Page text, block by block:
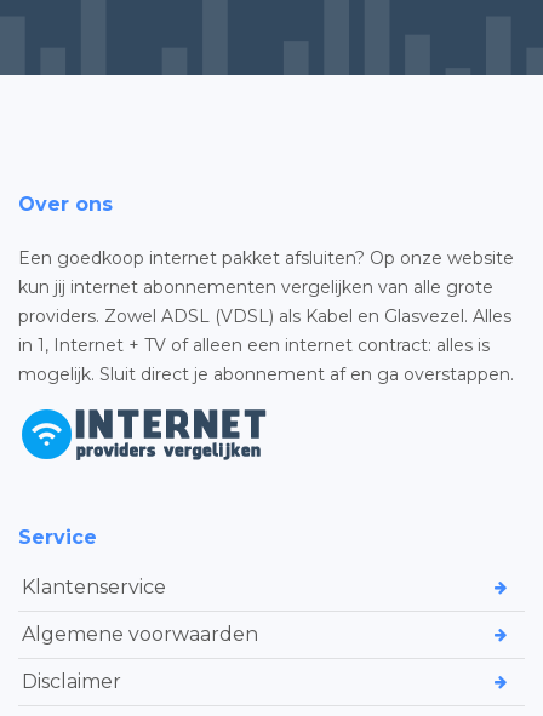
Over ons
Een goedkoop internet pakket afsluiten? Op onze website
kun jij internet abonnementen vergelijken van alle grote
providers. Zowel ADSL (VDSL) als Kabel en Glasvezel. Alles
in 1, Internet + TV of alleen een internet contract: alles is
mogelijk. Sluit direct je abonnement af en ga overstappen.
Service
Klantenservice
Algemene voorwaarden
Disclaimer